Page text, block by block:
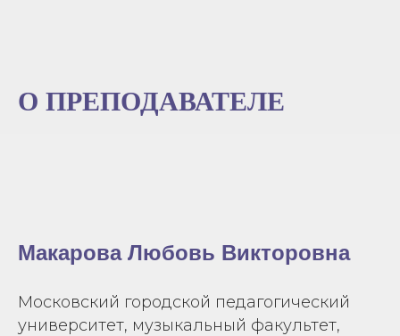
О ПРЕПОДАВАТЕЛЕ
Макарова Любовь Викторовна
Московский городской педагогический
университет, музыкальный факультет,